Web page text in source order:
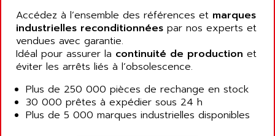
SMTBD1
SMT
SMTB
SMT-BSI
CE65
ROD 426
AK ELECTRONIQUE
AKA
AKER
AKIM AG
AKKU
AKO
ALACATEL
Accédez à l’ensemble des références et marques
industrielles reconditionnées par nos experts et
vendues avec garantie.
Idéal pour assurer la continuité de production et
éviter les arrêts liés à l’obsolescence.
Plus de 250 000 pièces de rechange en stock
30 000 prêtes à expédier sous 24 h
Plus de 5 000 marques industrielles disponibles